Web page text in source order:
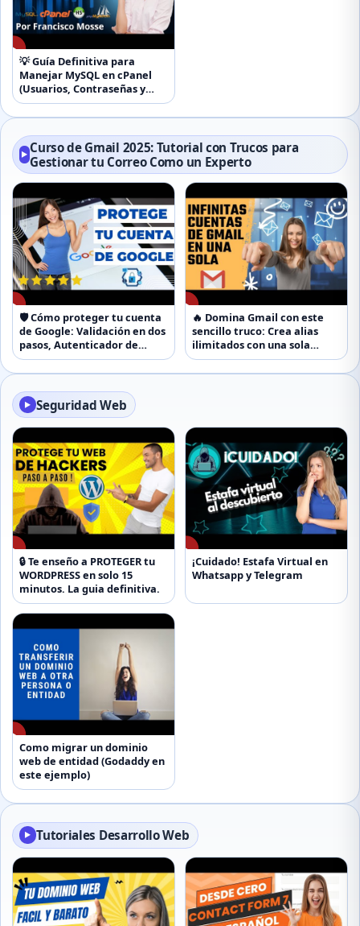
▶
💡 Guía Definitiva para
Manejar MySQL en cPanel
(Usuarios, Contraseñas y
Acceso Remoto)
▶ Curso de Gmail 2025: Tutorial con Trucos para
Gestionar tu Correo Como un Experto
▶
🛡️ Cómo proteger tu cuenta
de Google: Validación en dos
pasos, Autenticador de
Google y más!
▶
🔥 Domina Gmail con este
sencillo truco: Crea alias
ilimitados con una sola
cuenta
▶ Seguridad Web
▶
🔒 Te enseño a PROTEGER tu
WORDPRESS en solo 15
minutos. La guia definitiva.
▶
¡Cuidado! Estafa Virtual en
Whatsapp y Telegram
▶
Como migrar un dominio
web de entidad (Godaddy en
este ejemplo)
▶ Tutoriales Desarrollo Web